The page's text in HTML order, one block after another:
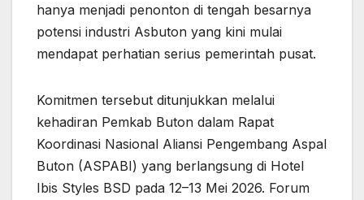
hanya menjadi penonton di tengah besarnya
potensi industri Asbuton yang kini mulai
mendapat perhatian serius pemerintah pusat.
Komitmen tersebut ditunjukkan melalui
kehadiran Pemkab Buton dalam Rapat
Koordinasi Nasional Aliansi Pengembang Aspal
Buton (ASPABI) yang berlangsung di Hotel
Ibis Styles BSD pada 12–13 Mei 2026. Forum